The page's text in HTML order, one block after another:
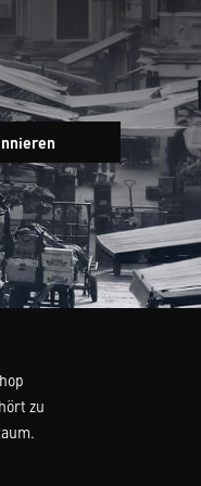
Newsletter
Eingabefeld
zu